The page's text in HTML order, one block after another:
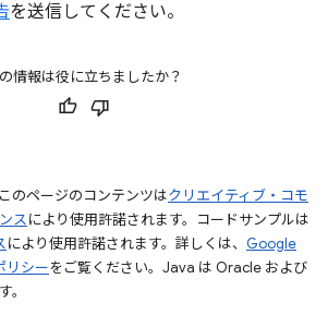
を送信してください。
情報は役に立ちましたか？
のページのコンテンツはクリエイティブ・コモ
スにより使用許諾されます。コードサンプルは
により使用許諾されます。詳しくは、 Google
リシーをご覧ください。Java は Oracle および
。